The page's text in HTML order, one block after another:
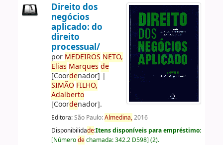
Direito dos
negócios
aplicado: do
direito
processual/
por MEDEIROS NETO,
Elias Marques de
[Coordenador] |
SIMÃO FILHO,
Adalberto
[Coordenador].
Editora:São Paulo:Almedina,2016
Disponibilidade:Itens disponíveis para empréstimo:
[Númerodechamada:342.2 D598] (2).